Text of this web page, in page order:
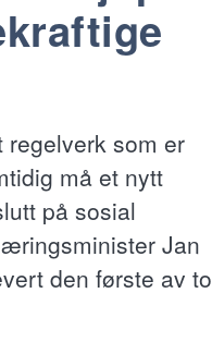
regelverk som er
må et nytt
på sosial
Jan
den første av to